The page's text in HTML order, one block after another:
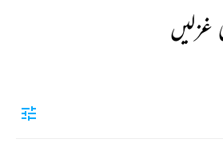
غزلیں